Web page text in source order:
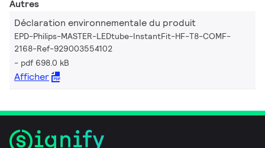
Autres
Déclaration environnementale du produit
EPD-Philips-MASTER-LEDtube-InstantFit-HF-T8-COMF-
2168-Ref-929003554102
pdf 698.0 kB
Afficher